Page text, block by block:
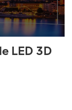
LED 3D